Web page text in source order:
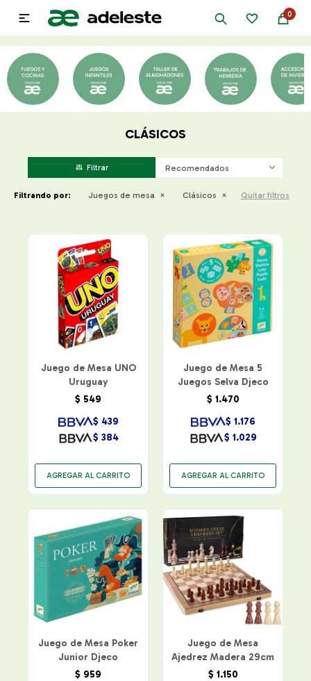
0

CLÁSICOS
Recomendados
Filtrando por: Juegos de mesa Clásicos Quitar filtros
Juego de Mesa UNO
Uruguay
$ 549
$ 384
$ 439
Juego de Mesa 5
Juegos Selva Djeco
$ 1.470
$ 1.029
$ 1.176
Juego de Mesa Poker
Junior Djeco
$ 959
Juego de Mesa
Ajedrez Madera 29cm
$ 1.150